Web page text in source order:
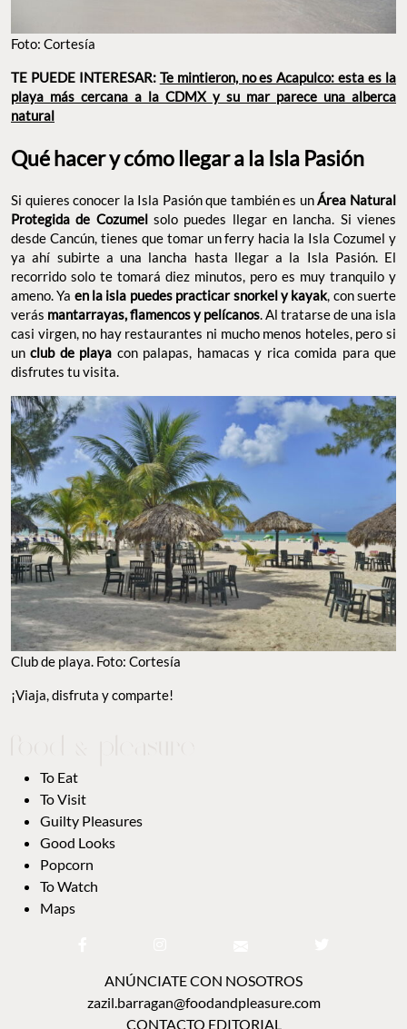
Foto: Cortesía
TE PUEDE INTERESAR: Te mintieron, no es Acapulco: esta es la
playa más cercana a la CDMX y su mar parece una alberca
natural
Qué hacer y cómo llegar a la Isla Pasión
Si quieres conocer la Isla Pasión que también es unÁrea Natural
Protegida de Cozumel solo puedes llegar en lancha. Si vienes
desde Cancún, tienes que tomar un ferry hacia la Isla Cozumel y
ya ahí subirte a una lancha hasta llegar a la Isla Pasión. El
recorrido solo te tomará diez minutos, pero es muy tranquilo y
ameno. Ya en la isla puedes practicar snorkel y kayak, con suerte
verás mantarrayas, flamencos y pelícanos. Al tratarse de una isla
casi virgen, no hay restaurantes ni mucho menos hoteles, pero si
unclub de playa con palapas, hamacas y rica comida para que
disfrutes tu visita.
Club de playa. Foto: Cortesía
¡Viaja, disfruta y comparte!
To Eat
To Visit
Guilty Pleasures
Good Looks
Popcorn
To Watch
Maps
ANÚNCIATE CON NOSOTROS
zazil.barragan@foodandpleasure.com
CONTACTO EDITORIAL